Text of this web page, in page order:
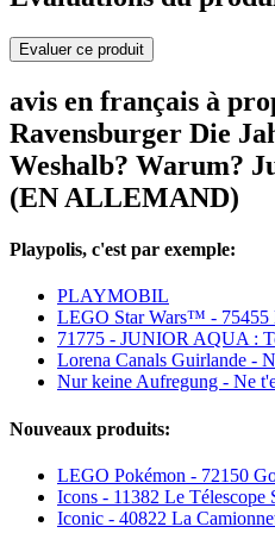
Evaluer ce produit
avis en français à
Ravensburger Die
Weshalb? Warum?
(EN ALLEMAND)
Playpolis, c'est par exemple:
PLAYMOBIL
LEGO Star Wars™ -
71775 - JUNIOR AQUA :
Lorena Canals Guirlande -
Nur keine Aufregung - Ne
Nouveaux produits:
LEGO Pokémon - 72150
Icons - 11382 Le Télescope
Iconic - 40822 La